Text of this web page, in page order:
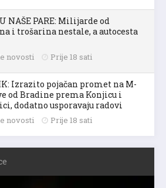
NAŠE PARE: Milijarde od
i trošarina nestale, a autocesta
novosti Prije 18 sati
Izrazito pojačan promet na M-
od Bradine prema Konjicu i
dodatno usporavaju radovi
novosti Prije 18 sati